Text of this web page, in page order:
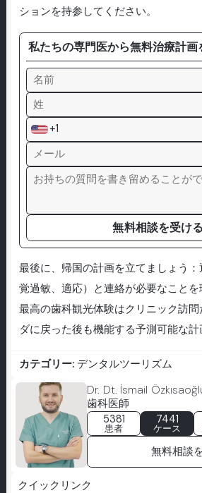
ションを持参してください。
私たちの専門医から無料治療計画
+1
無料相談を受ける
最後に、帰国の計画を立てましょう
覚過敏、適応）と連絡が必要なことを
最高の歯科観光体験はクリニック訪
ダに戻った後も機能する予測可能な計
カテゴリー: デンタルツーリズム
Dr. Dt. İsmail
歯科医師
5381
患者
7441
ケース
無料相談
クイックリンク